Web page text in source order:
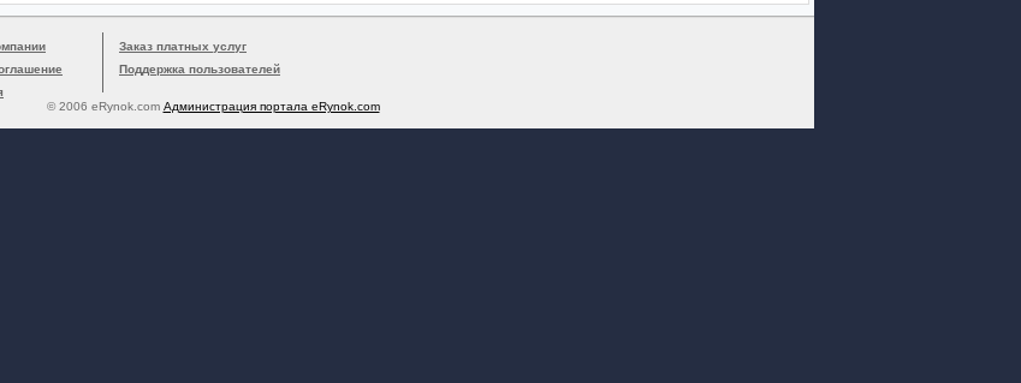
Заказ платных услуг
Поддержка пользователей
© 2006 eRynok.com Администрация портала eRynok.com